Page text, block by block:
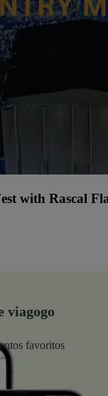
with Rascal
viagogo
favoritos